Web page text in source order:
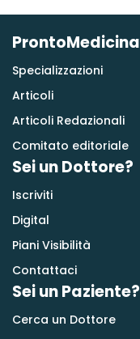
ProntoMedicina
Specializzazioni
Articoli
Articoli Redazionali
Comitato editoriale
Sei un Dottore?
Iscriviti
Digital
Piani Visibilità
Contattaci
Sei un Paziente?
Cerca un Dottore